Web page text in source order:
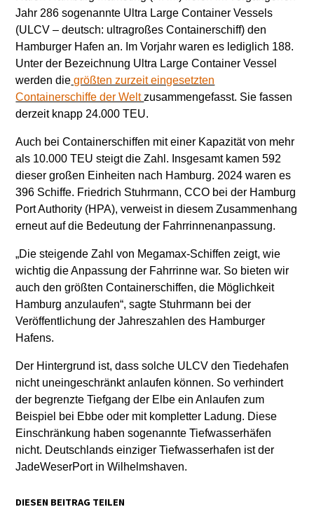
Jahr 286 sogenannte Ultra Large Container Vessels
(ULCV – deutsch: ultragroßes Containerschiff) den
Hamburger Hafen an. Im Vorjahr waren es lediglich 188.
Unter der Bezeichnung Ultra Large Container Vessel
werden die größten zurzeit eingesetzten
Containerschiffe der Weltzusammengefasst. Sie fassen
derzeit knapp 24.000 TEU.
Auch bei Containerschiffen mit einer Kapazität von mehr
als 10.000 TEU steigt die Zahl. Insgesamt kamen 592
dieser großen Einheiten nach Hamburg. 2024 waren es
396 Schiffe. Friedrich Stuhrmann, CCO bei der Hamburg
Port Authority (HPA), verweist in diesem Zusammenhang
erneut auf die Bedeutung der Fahrrinnenanpassung.
„Die steigende Zahl von Megamax-Schiffen zeigt, wie
wichtig die Anpassung der Fahrrinne war. So bieten wir
auch den größten Containerschiffen, die Möglichkeit
Hamburg anzulaufen“, sagte Stuhrmann bei der
Veröffentlichung der Jahreszahlen des Hamburger
Hafens.
Der Hintergrund ist, dass solche ULCV den Tiedehafen
nicht uneingeschränkt anlaufen können. So verhindert
der begrenzte Tiefgang der Elbe ein Anlaufen zum
Beispiel bei Ebbe oder mit kompletter Ladung. Diese
Einschränkung haben sogenannte Tiefwasserhäfen
nicht. Deutschlands einziger Tiefwasserhafen ist der
JadeWeserPort in Wilhelmshaven.
DIESEN BEITRAG TEILEN